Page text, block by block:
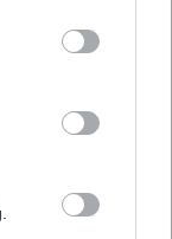
may click to
party tags to
below Google
TheFour